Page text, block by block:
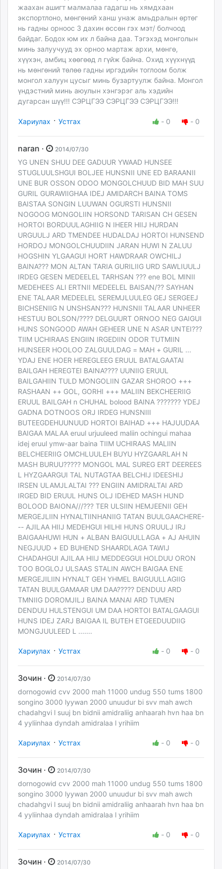
жаахан ашигт малмалаа гадагш нь хямдхаан
экспортлоно, мөнгөний ханш унаж амьдралын өртөг
нь гадны орноос 3 дахин өссөн гэх мэт/ болчоод
байдаг. Бодох юм их л байна даа. Тэгэхэд монголын
минь залуучууд эх орноо мартаж архи, мөнгө,
хүүхэн, амбиц хөөгөөд л гүйж байна. Охид хүүхнүүд
нь мөнгөний төлөө гадны иргэдийн тоглоом болж
монгол халуун цусыг минь бузартуулж байна. Монгол
үндэстний минь аюулын хэнгэрэг аль хэдийн
дугарсан шүү!!! СЭРЦГЭЭ СЭРЦГЭЭ СЭРЦГЭЭ!!!
Хариулах · Устгах - 0 - 0
naran · 2014/07/30
YG UNEN SHUU DEE GADUUR YWAAD HUNSEE
STUGLUULSHGUI BOLJEE HUNSNII UNE ED BARAANII
UNE BUR OSSON ODOO MONGOLCHUUD BID MAH SUU
GURIL GURAWIIGHAA IDEJ AMIDARCH BAINA TOMS
BAISTAA SONGIN LUUWAN OGURSTI HUNSNII
NOGOOG MONGOLIIN HORSOND TARISAN CH GESEN
HORTOI BORDUULAGHIIG N IHEER HIIJ HURDAN
URGUULJ ARD TMENDEE HUDALDAJ HORTOI HUNSEND
HORDOJ MONGOLCHUUDIIN JARAN HUWI N ZALUU
HOGSHIN YLGAAGUI HORT HAWDRAAR OWCHILJ
BAINA??? MON ALTAN TARIA GURILIIG URD SAWLIUULJ
IRDEG GESEN MEDEELEL TARHSAN ??? ene BOL MINII
MEDEHEES ALI ERTNII MEDEELEL BAISAN/?? SAYHAN
ENE TALAAR MEDEELEL SEREMJLUULEG GEJ SERGEEJ
BICHSENIIG N UNSHSAN??? HUNSNII TALAAR UNHEER
HESTUU BOLSON/???? DELGUURT ORNOO NEG GAIGUI
HUNS SONGOOD AWAH GEHEER UNE N ASAR UNTEI???
TIIM UCHIRAAS ENGIIN IRGEDIIN ODOR TUTMIIN
HUNSEER HOOLOO ZALGUULDAG = MAH + GURIL ...
YDAJ ENE HOER HEREGLEEG ERUUL BATALGAATAI
BAILGAH HEREGTEI BAINA???? UUNIIG ERUUL
BAILGAHIIN TULD MONGOLIIN GAZAR SHOROO +++
RASHAAN ++ GOL, GORHI +++ MALIIN BEKCHEERIIG
ERUUL BAILGAH n CHUHAL bolood BAINA ??????? YDEJ
GADNA DOTNOOS ORJ IRDEG HUNSNIII
BUTEEGDEHUUNUUD HORTOI BAIHAD +++ HAJUUDAA
BAIGAA MALAA eruul urjuuleed maliin ochingui mahaa
idej eruul ymw-aar baina TIIM UCHIRAAS MALIIN
BELCHEERIIG OMCHLUULEH BUYU HYZGAARLAH N
MASH BURUU????? MONGOL MAL SUREG ERT DEEREES
L HYZGAARGUI TAL NUTAGTAA BELCHIJ IDEESHIJ
IRSEN ULAMJLALTAI ??? ENGIIN AMIDRALTAI ARD
IRGED BID ERUUL HUNS OLJ IDEHED MASH HUND
BOLOOD BAIONA///??? TER ULSIIN HEMJEENII GEH
MERGEJLIIN HYNALTIINHANIIG TATAN BUULGAACHERE-
-- AJILAA HIIJ MEDEHGUI HILHI HUNS ORUULJ IRJ
BAIGAAHUWI HUN + ALBAN BAIGUULLAGA + AJ AHUIN
NEGJUUD + ED BUHEND SHAARDLAGA TAWIJ
CHADAHGUI AJILAA HIIJ MEDDEGGUI HOLDUU ORON
TOO BOGLOJ ULSAAS STALIN AWCH BAIGAA ENE
MERGEJILIIN HYNALT GEH YHMEL BAIGUULLAGIIG
TATAN BUULGAMAAR UM DAA????? DENDUU ARD
TMNIIG DOROMJILJ BAINA MANAI ARD TUMEN
DENDUU HULSTENGUI UM DAA HORTOI BATALGAAGUI
HUNS IDEJ ZARJ BAIGAA IL BUTEH ETGEEDUUDIIG
MONGJUULEED L .......
Хариулах · Устгах - 0 - 0
Зочин · 2014/07/30
dornogowid cvv 2000 mah 11000 undug 550 tums 1800
songino 3000 lyywan 2000 unuudur bi svv mah awch
chadahgvi l suuj bn bidnii amidraliig anhaarah hvn haa bn
4 yyliinhaa dyndah amidralaa l yrihiim
Хариулах · Устгах - 0 - 0
Зочин · 2014/07/30
dornogowid cvv 2000 mah 11000 undug 550 tums 1800
songino 3000 lyywan 2000 unuudur bi svv mah awch
chadahgvi l suuj bn bidnii amidraliig anhaarah hvn haa bn
4 yyliinhaa dyndah amidralaa l yrihiim
Хариулах · Устгах - 0 - 0
Зочин · 2014/07/30